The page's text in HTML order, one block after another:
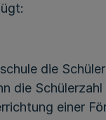
die
die
einer